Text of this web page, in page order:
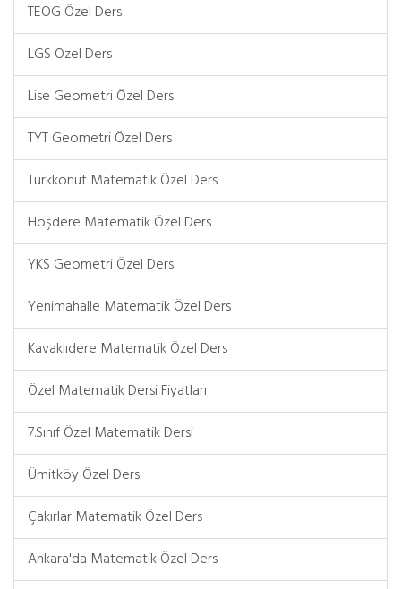
TEOG Özel Ders
LGS Özel Ders
Lise Geometri Özel Ders
TYT Geometri Özel Ders
Türkkonut Matematik Özel Ders
Hoşdere Matematik Özel Ders
YKS Geometri Özel Ders
Yenimahalle Matematik Özel Ders
Kavaklıdere Matematik Özel Ders
Özel Matematik Dersi Fiyatları
7.Sınıf Özel Matematik Dersi
Ümitköy Özel Ders
Çakırlar Matematik Özel Ders
Ankara'da Matematik Özel Ders